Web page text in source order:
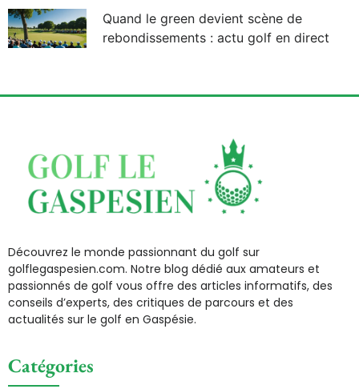
Quand le green devient scène de
rebondissements : actu golf en direct
Découvrez le monde passionnant du golf sur
golflegaspesien.com. Notre blog dédié aux amateurs et
passionnés de golf vous offre des articles informatifs, des
conseils d’experts, des critiques de parcours et des
actualités sur le golf en Gaspésie.
Catégories